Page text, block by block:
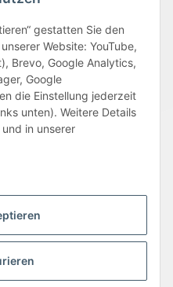
gestatten Sie den
Website: YouTube,
Brevo, Google Analytics,
Google
die Einstellung jederzeit
unten). Weitere Details
und in unserer
Impressum
Widerrufsrecht